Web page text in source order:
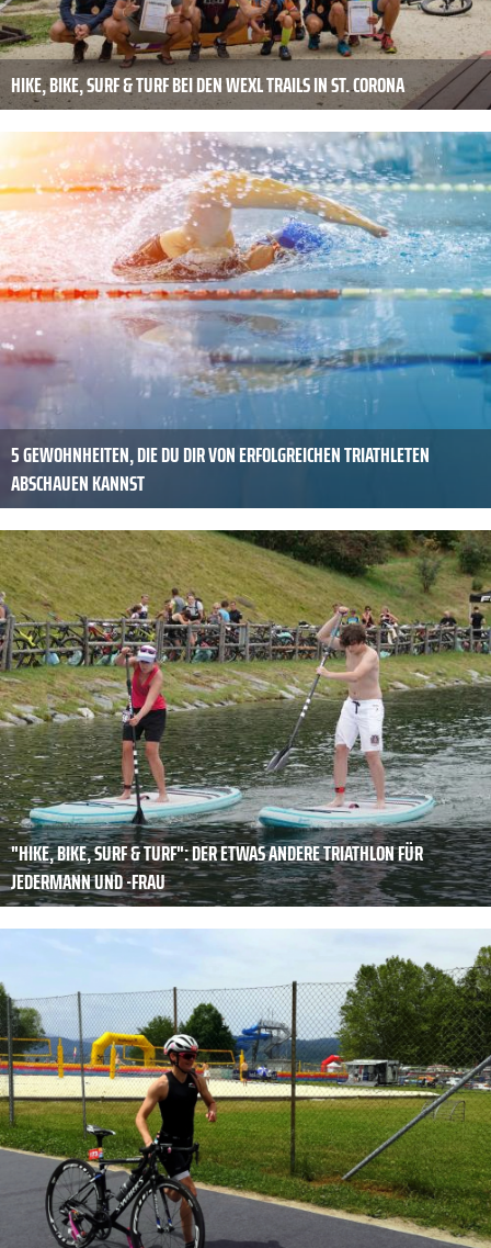
HIKE, BIKE, SURF & TURF BEI DEN WEXL TRAILS IN ST. CORONA
5 GEWOHNHEITEN, DIE DU DIR VON ERFOLGREICHEN TRIATHLETEN
ABSCHAUEN KANNST
"HIKE, BIKE, SURF & TURF": DER ETWAS ANDERE TRIATHLON FÜR
JEDERMANN UND -FRAU